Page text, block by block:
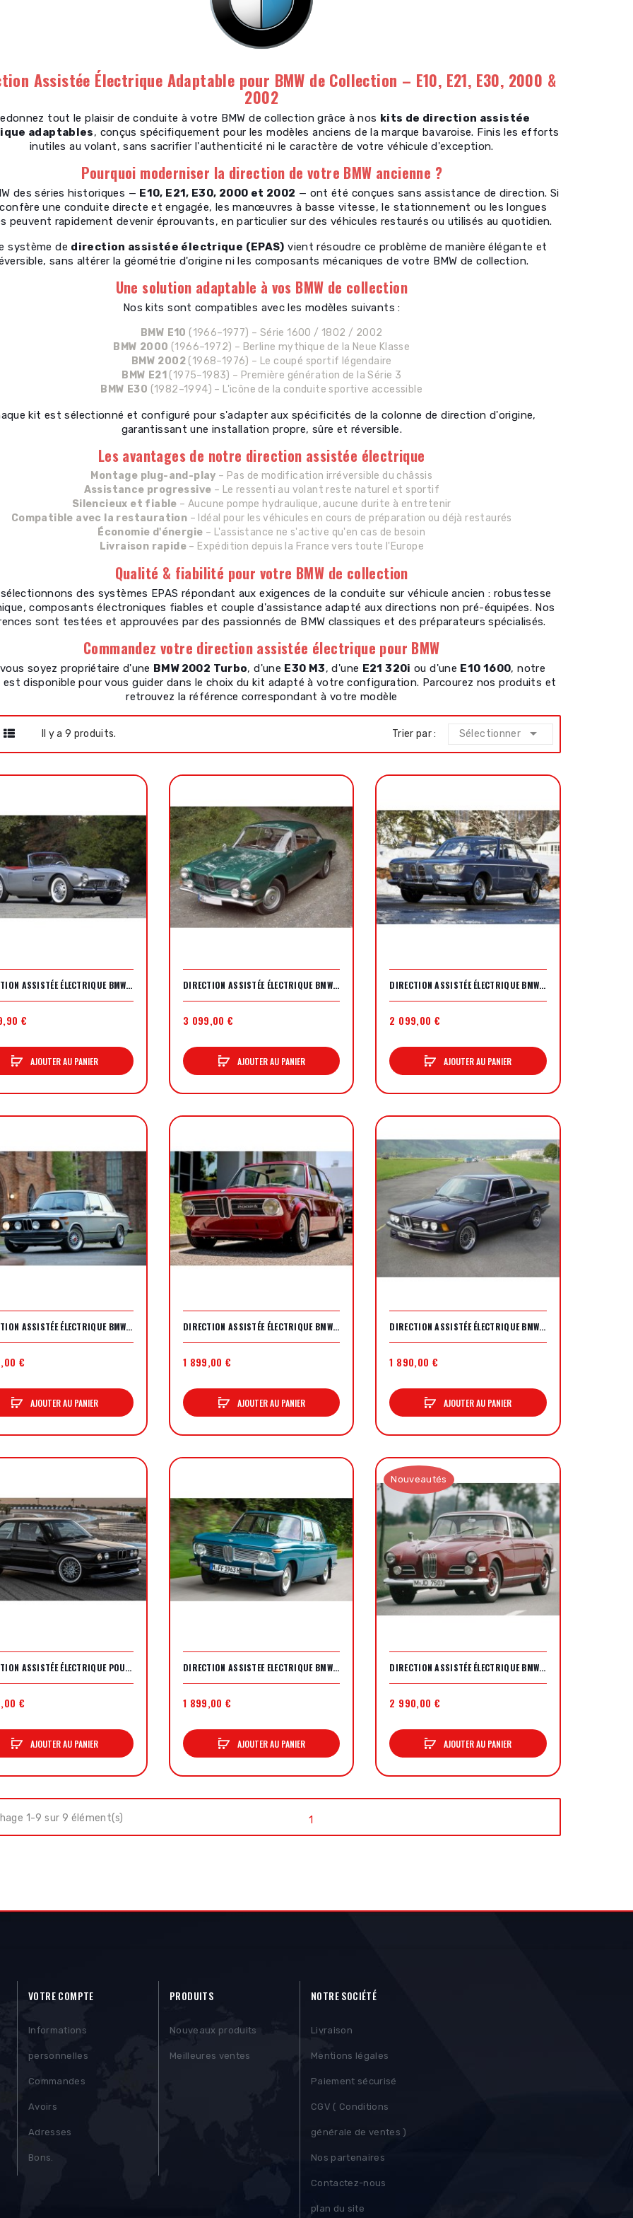
Assistée Électrique Adaptable pour BMW de Collection – E10, E21, E30, 2000 &
2002
tout le plaisir de conduite à votre BMW de collection grâce à nos kits de direction assistée
adaptables, conçus spécifiquement pour les modèles anciens de la marque bavaroise. Finis les efforts
inutiles au volant, sans sacrifier l'authenticité ni le caractère de votre véhicule d'exception.
Pourquoi moderniser la direction de votre BMW ancienne ?
des séries historiques — E10, E21, E30, 2000 et 2002 — ont été conçues sans assistance de direction. Si
une conduite directe et engagée, les manœuvres à basse vitesse, le stationnement ou les longues
peuvent rapidement devenir éprouvants, en particulier sur des véhicules restaurés ou utilisés au quotidien.
système de direction assistée électrique (EPAS) vient résoudre ce problème de manière élégante et
sans altérer la géométrie d'origine ni les composants mécaniques de votre BMW de collection.
Une solution adaptable à vos BMW de collection
Nos kits sont compatibles avec les modèles suivants :
BMW E10 (1966–1977) – Série 1600 / 1802 / 2002
BMW 2000 (1966–1972) – Berline mythique de la Neue Klasse
BMW 2002(1968–1976) – Le coupé sportif légendaire
BMW E21 (1975–1983) – Première génération de la Série 3
BMW E30 (1982–1994) – L'icône de la conduite sportive accessible
kit est sélectionné et configuré pour s'adapter aux spécificités de la colonne de direction d'origine,
garantissant une installation propre, sûre et réversible.
Les avantages de notre direction assistée électrique
Montage plug-and-play – Pas de modification irréversible du châssis
Assistance progressive – Le ressenti au volant reste naturel et sportif
Silencieux et fiable – Aucune pompe hydraulique, aucune durite à entretenir
Compatible avec la restauration – Idéal pour les véhicules en cours de préparation ou déjà restaurés
Économie d'énergie – L'assistance ne s'active qu'en cas de besoin
Livraison rapide– Expédition depuis la France vers toute l'Europe
Qualité & fiabilité pour votre BMW de collection
des systèmes EPAS répondant aux exigences de la conduite sur véhicule ancien : robustesse
composants électroniques fiables et couple d'assistance adapté aux directions non pré-équipées. Nos
sont testées et approuvées par des passionnés de BMW classiques et des préparateurs spécialisés.
Commandez votre direction assistée électrique pour BMW
soyez propriétaire d'une BMW 2002 Turbo, d'une E30 M3, d'une E21 320i ou d'une E10 1600, notre
est disponible pour vous guider dans le choix du kit adapté à votre configuration. Parcourez nos produits et
retrouvez la référence correspondant à votre modèle
Il y a 9 produits. Trier par : Sélectionner 
DIRECTION ASSISTÉE ÉLECTRIQUE BMW 507
€
AJOUTER AU PANIER
DIRECTION ASSISTÉE ÉLECTRIQUE BMW 3200CS
3 099,00 €
AJOUTER AU PANIER
DIRECTION ASSISTÉE ÉLECTRIQUE BMW 2000 CS
2 099,00 €
AJOUTER AU PANIER
DIRECTION ASSISTÉE ÉLECTRIQUE BMW E10
€
AJOUTER AU PANIER
DIRECTION ASSISTÉE ÉLECTRIQUE BMW 2002
1 899,00 €
AJOUTER AU PANIER
DIRECTION ASSISTÉE ÉLECTRIQUE BMW E21
1 890,00 €
AJOUTER AU PANIER
DIRECTION ASSISTÉE ÉLECTRIQUE POUR BMW E30 – KIT COMPLET PRÊT À MONTER
€
AJOUTER AU PANIER
DIRECTION ASSISTEE ELECTRIQUE BMW NEUE KLASSE 1500/1600/1800 ET 2000
1 899,00 €
AJOUTER AU PANIER
Nouveautés
DIRECTION ASSISTÉE ÉLECTRIQUE BMW 503
2 990,00 €
AJOUTER AU PANIER
1-9 sur 9 élément(s) 1
VOTRE COMPTE
Informations
personnelles
Commandes
Avoirs
Adresses
Bons.
PRODUITS
Nouveaux produits
Meilleures ventes
NOTRE SOCIÉTÉ
Livraison
Mentions légales
Paiement sécurisé
CGV ( Conditions
générale de ventes )
Nos partenaires
Contactez-nous
plan du site